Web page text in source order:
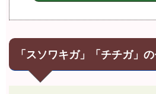
「スソワキガ」「チチガ」